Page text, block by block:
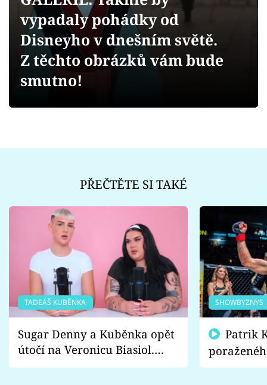
Videa
Sledujte prima+
vypadaly pohádky od
Disneyho v dnešním světě.
Z těchto obrázků vám bude
smutno!
PŘEČTĚTE SI TAKÉ
TADEÁŠ KUBĚNKA
Sugar Denny a Kuběnka opět
útočí na Veronicu Biasiol.
Proč je podle nich falešná a
SHOWBYZNYS
fanoušci